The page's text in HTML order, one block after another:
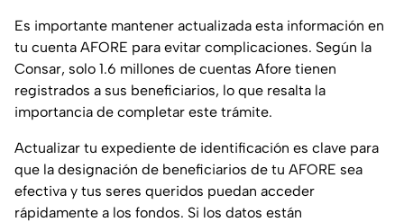
Es importante mantener actualizada esta información en
tu cuenta AFORE para evitar complicaciones. Según la
Consar, solo 1.6 millones de cuentas Afore tienen
registrados a sus beneficiarios, lo que resalta la
importancia de completar este trámite.
Actualizar tu expediente de identificación es clave para
que la designación de beneficiarios de tu AFORE sea
efectiva y tus seres queridos puedan acceder
rápidamente a los fondos. Si los datos están